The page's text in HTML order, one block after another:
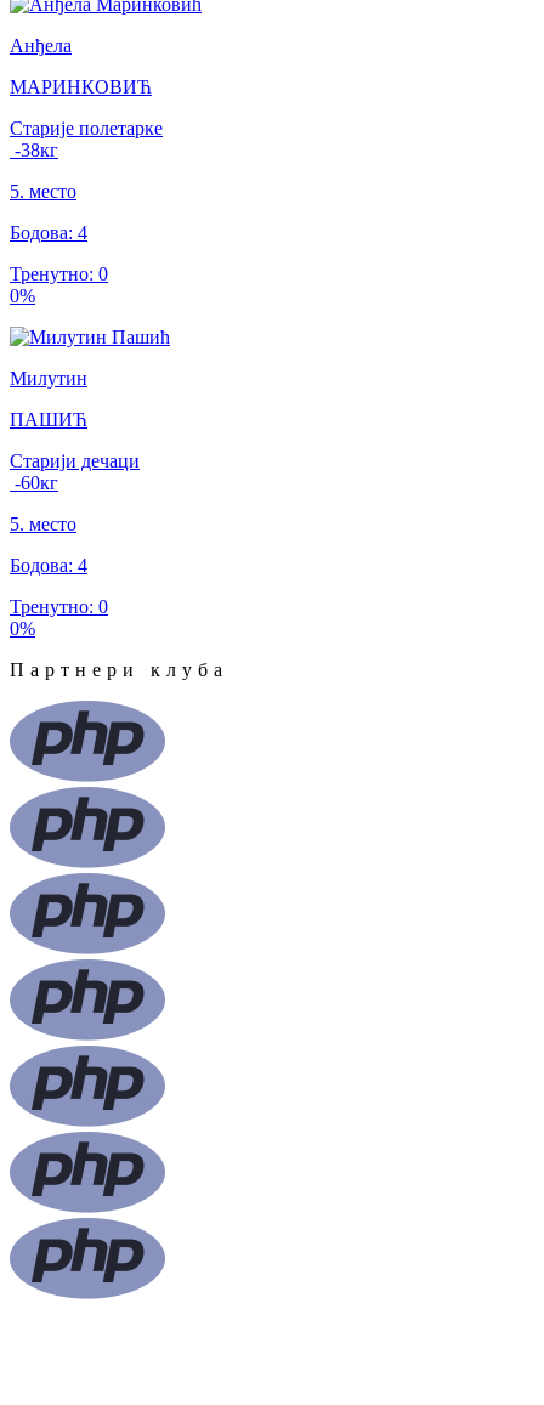
Анђела
МАРИНКОВИЋ
Старије полетарке
-38кг
5. место
Бодова: 4
Тренутно: 0
0%
Милутин
ПАШИЋ
Старији дечаци
-60кг
5. место
Бодова: 4
Тренутно: 0
0%
Партнери клуба